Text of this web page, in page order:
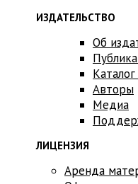
ИЗДАТЕЛЬСТВО
Об
Авторы
Медиа
ЛИЦЕНЗИЯ
Аренда